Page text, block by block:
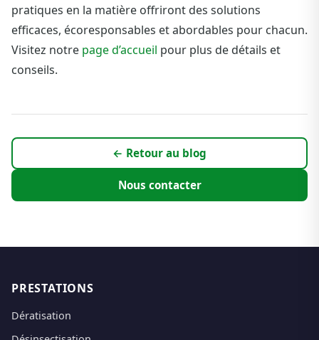
pratiques en la matière offriront des solutions
efficaces, écoresponsables et abordables pour chacun.
Visitez notre page d’accueil pour plus de détails et
conseils.
← Retour au blog
Nous contacter
PRESTATIONS
Dératisation